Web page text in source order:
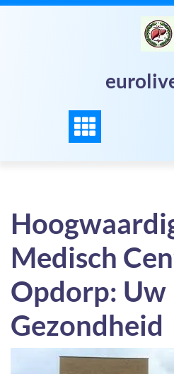
Skip
Medisch
Opdorp: Uw
Gezondheid